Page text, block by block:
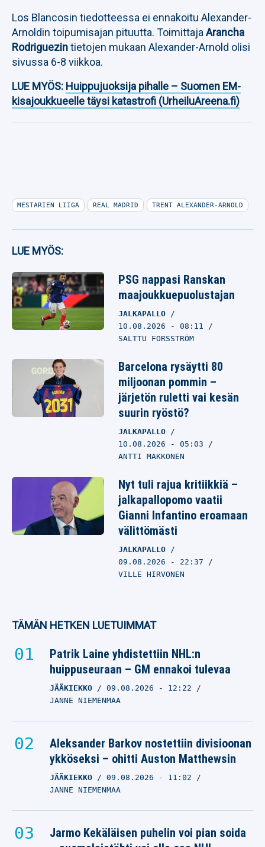
Los Blancosin tiedotteessa ei ennakoitu Alexander-
Arnoldin toipumisajan pituutta. Toimittaja Arancha
Rodriguezintietojen mukaan Alexander-Arnold olisi
sivussa 6-8 viikkoa.
LUE MYÖS: Huippujuoksija pihalle – Suomen EM-
kisajoukkueelle täysi katastrofi (UrheiluAreena.fi)
MESTARIEN LIIGA REAL MADRID TRENT ALEXANDER-ARNOLD
LUE MYÖS:
PSG nappasi Ranskan
maajoukkuepuolustajan
JALKAPALLO
10.08.2026 - 08:11
SALTTU FORSSTRÖM
Barcelona rysäytti 80
miljoonan pommin –
järjetön ruletti vai kesän
suurin ryöstö?
JALKAPALLO
10.08.2026 - 05:03
ANTTI MAKKONEN
Nyt tuli rajua kritiikkiä –
jalkapallopomo vaatii
Gianni Infantino eroamaan
välittömästi
JALKAPALLO
09.08.2026 - 22:37
VILLE HIRVONEN
TÄMÄN HETKEN LUETUIMMAT
Patrik Laine yhdistettiin NHL:n
huippuseuraan – GM ennakoi tulevaa
JÄÄKIEKKO 09.08.2026 - 12:22
JANNE NIEMENMAA
Aleksander Barkov nostettiin divisioonan
ykköseksi – ohitti Auston Matthewsin
JÄÄKIEKKO 09.08.2026 - 11:02
JANNE NIEMENMAA
Jarmo Kekäläisen puhelin voi pian soida